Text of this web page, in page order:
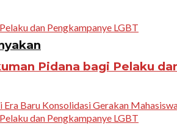
Pidana bagi Pelaku